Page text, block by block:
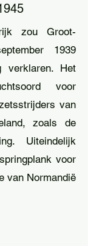
zou Groot-
1939
verklaren. Het
voor
van
zoals de
Uiteindelijk
voor
van Normandië